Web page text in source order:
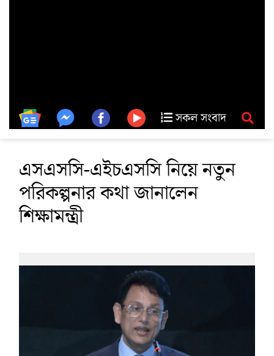
সকল সংবাদ
এসএসসি-এইচএসসি নিয়ে নতুন
পরিকল্পনার কথা জানালেন
শিক্ষামন্ত্রী